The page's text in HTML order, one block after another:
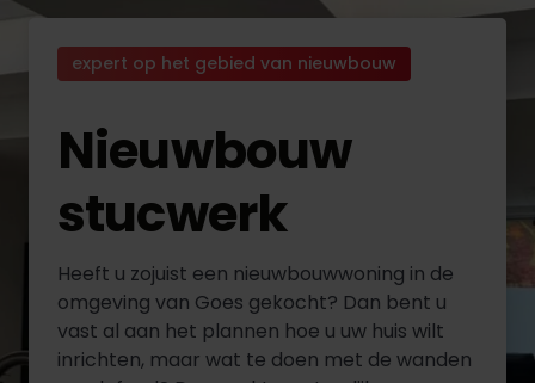
expert op het gebied van nieuwbouw
Nieuwbouw
stucwerk
Heeft u zojuist een nieuwbouwwoning in de
omgeving van Goes gekocht? Dan bent u
vast al aan het plannen hoe u uw huis wilt
inrichten, maar wat te doen met de wanden